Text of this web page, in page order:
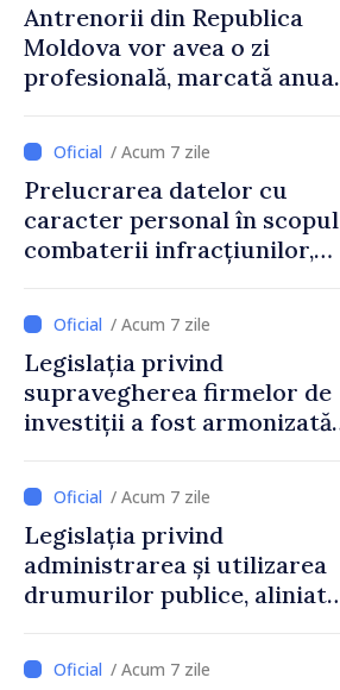
Antrenorii din Republica
Moldova vor avea o zi
profesională, marcată anual
/ Acum 7 zile
Prelucrarea datelor cu
caracter personal în scopul
combaterii infracțiunilor,
/ Acum 7 zile
Legislația privind
supravegherea firmelor de
investiții a fost armonizată
/ Acum 7 zile
Legislația privind
administrarea și utilizarea
drumurilor publice, aliniată
/ Acum 7 zile